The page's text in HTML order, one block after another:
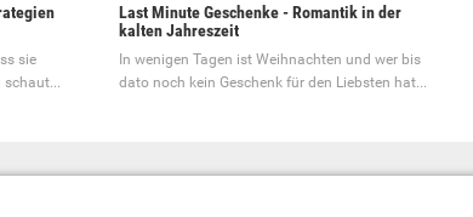
sie
Last Minute Geschenke - Romantik in der
kalten Jahreszeit
In wenigen Tagen ist Weihnachten und wer bis
dato noch kein Geschenk für den Liebsten hat...